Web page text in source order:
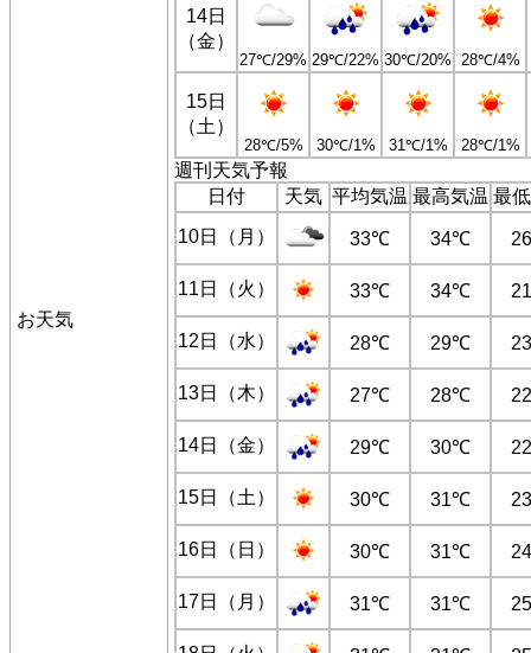
お天気
14日
（金）
27℃/29% 29℃/22% 30℃/20% 28℃/4%
15日
（土）
28℃/5% 30℃/1% 31℃/1% 28℃/1%
週刊天気予報
日付
天気 平均気温 最高気温 最
10日（月）
33℃ 34℃
11日（火） 33℃ 34℃
12日（水） 28℃ 29℃
13日（木） 27℃ 28℃
14日（金） 29℃ 30℃
15日（土） 30℃ 31℃
16日（日） 30℃ 31℃
17日（月） 31℃ 31℃